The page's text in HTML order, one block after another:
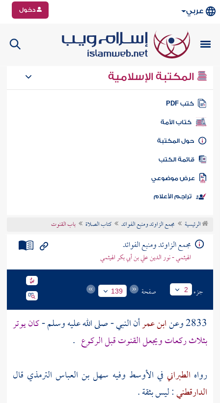
عربي دخول
المكتبة الإسلامية
كتب PDF
كتاب الأمة
المكتبة
الكتب
موضوعي
تراجم الأعلام
الرئيسية مجمع الزاوئد ومنبع الفوائد كتاب الصلاة باب القنوت
مجمع الزاوئد ومنبع الفوائد
الهيثمي - نور الدين علي بن أبي بكر الهيثمي
جزء 2 صفحة 139
2833 وعن ابن عمرأن النبي - صلى الله عليه وسلم -كان يوتر
بثلاث ركعات ويجعل القنوت قبل الركوع .
رواه الطبراني في الأوسط وفيه سهل بن العباس الترمذي قال
الدارقطني: ليس بثقة .